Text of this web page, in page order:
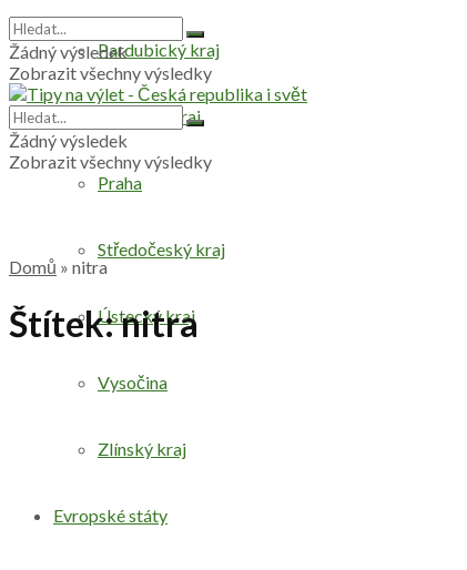
Pardubický kraj
Plzeňský kraj
Praha
Středočeský kraj
Ústecký kraj
Vysočina
Zlínský kraj
Evropské státy
Žádný výsledek
Zobrazit všechny výsledky
Žádný výsledek
Zobrazit všechny výsledky
Domů » nitra
Štítek:nitra